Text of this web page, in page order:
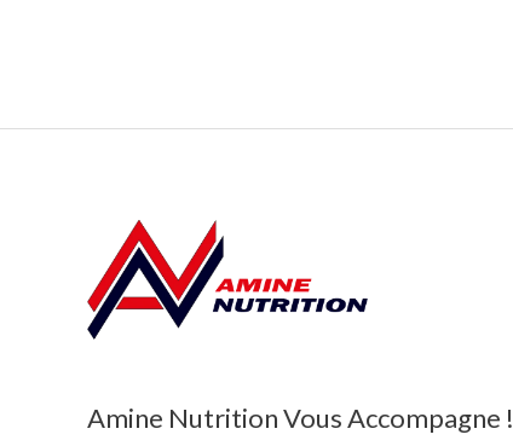
Amine Nutrition Vous Accompagne !